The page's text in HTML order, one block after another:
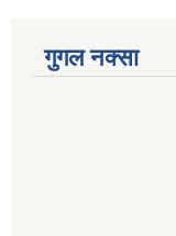
गुगल नक्सा